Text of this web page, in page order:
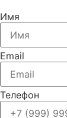
Имя
Email
Телефон